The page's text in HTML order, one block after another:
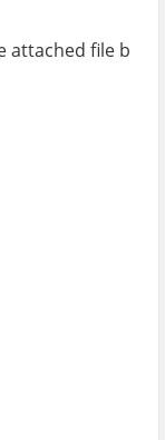
attached file b